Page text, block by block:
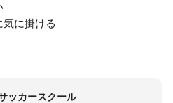
気に掛ける
ッカースクール